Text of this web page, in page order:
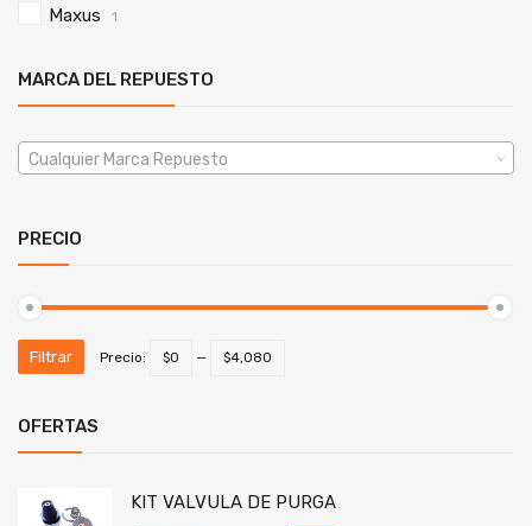
Maxus 1
MARCA DEL REPUESTO
Cualquier Marca Repuesto
PRECIO
Filtrar Precio: $0 — $4,080
OFERTAS
KIT VALVULA DE PURGA